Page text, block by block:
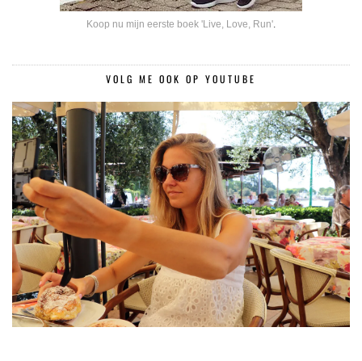
Koop nu mijn eerste boek 'Live, Love, Run'.
VOLG ME OOK OP YOUTUBE